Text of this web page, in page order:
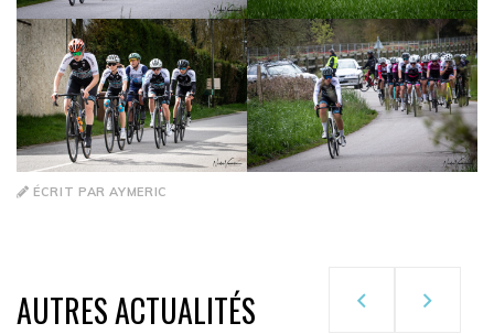
ÉCRIT PAR AYMERIC
AUTRES ACTUALITÉS